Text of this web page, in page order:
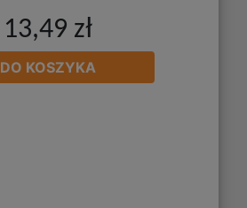
13,49 zł
DO KOSZYKA